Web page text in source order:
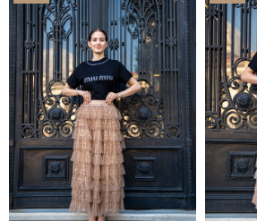
ITEM
ITEM